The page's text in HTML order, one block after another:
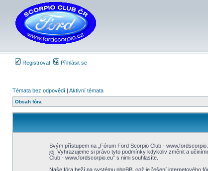
Registrovat Přihlásit se
Témata bez odpovědí | Aktivní témata
Obsah fóra
Svým přístupem na „Fórum Ford Scorpio Club -
jej. Vyhrazujeme si právo tyto podmínky kdykoliv změnit a
Club - www.fordscorpio.eu“ s nimi souhlasíte.
Naše fóra beží na systému phpBB, což je řešení internetového